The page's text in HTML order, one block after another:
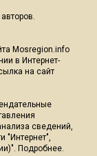
Mosregion.info
в Интернет-
на сайт
сведений,
"Интернет",
Подробнее.